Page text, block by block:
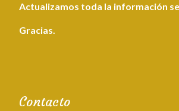
Actualizamos toda la información
Gracias.
Contacto